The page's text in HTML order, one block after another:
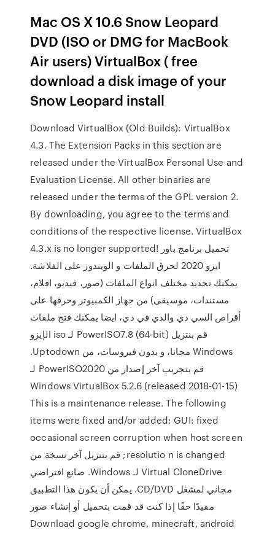
Mac OS X 10.6 Snow Leopard
DVD (ISO or DMG for MacBook
Air users) VirtualBox ( free
download a disk image of your
Snow Leopard install
Download VirtualBox (Old Builds): VirtualBox
4.3. The Extension Packs in this section are
released under the VirtualBox Personal Use and
Evaluation License. All other binaries are
released under the terms of the GPL version 2.
By downloading, you agree to the terms and
conditions of the respective license. VirtualBox
4.3.x is no longer supported! تحميل برنامج باور
ايزو 2020 لحرق الملفات و الويندوز على الفلاشة.
يمكنك تحديد مختلف انواع الملفات (صور، فيديو، افلام،
مستندات، موسيقى) من جهاز الكمبيوتر وحرقها على
أقراص السي دي والدي في دي، ايضا يمكنك فتح ملفات
الإيزو iso ‫قم بنتزيل PowerISO7.8 (64-bit) لـ
Windows مجانا، و بدون فيروسات، من Uptodown.
قم بتجريب آخر إصدار من PowerISO2020 لـ
Windows VirtualBox 5.2.6 (released 2018-01-15)
This is a maintenance release. The following
items were fixed and/or added: GUI: fixed
occasional screen corruption when host screen
resolutio n is changed; قم بتنزيل آخر نسخة من
Virtual CloneDrive لـ Windows. صانع افتراضي
مجاني لمشغل CD/DVD. يمكن أن يكون هذا التطبيق
مفيدًا حقًا إذا كنت قد قمت بتحميل أو إنشاء صور
Download google chrome, minecraft, android